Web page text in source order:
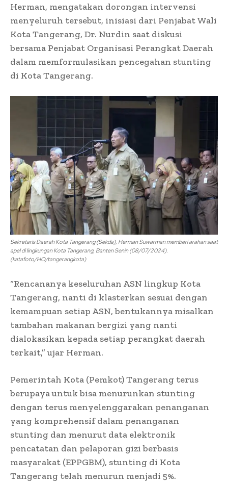
Herman, mengatakan dorongan intervensi
menyeluruh tersebut, inisiasi dari Penjabat Wali
Kota Tangerang, Dr. Nurdin saat diskusi
bersama Penjabat Organisasi Perangkat Daerah
dalam memformulasikan pencegahan stunting
di Kota Tangerang.
Sekretaris Daerah Kota Tangerang (Sekda), Herman Suwarman memberi arahan saat
apel di lingkungan Kota Tangerang, Banten Senin (08/07/2024).
(katafoto/HO/tangerangkota)
“Rencananya keseluruhan ASN lingkup Kota
Tangerang, nanti di klasterkan sesuai dengan
kemampuan setiap ASN, bentukannya misalkan
tambahan makanan bergizi yang nanti
dialokasikan kepada setiap perangkat daerah
terkait,” ujar Herman.
Pemerintah Kota (Pemkot) Tangerang terus
berupaya untuk bisa menurunkan stunting
dengan terus menyelenggarakan penanganan
yang komprehensif dalam penanganan
stunting dan menurut data elektronik
pencatatan dan pelaporan gizi berbasis
masyarakat (EPPGBM), stunting di Kota
Tangerang telah menurun menjadi 5%.